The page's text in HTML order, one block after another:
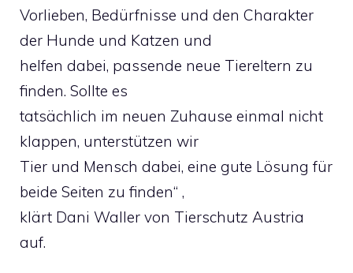
Vorlieben, Bedürfnisse und den Charakter
der Hunde und Katzen und
helfen dabei, passende neue Tiereltern zu
finden. Sollte es
tatsächlich im neuen Zuhause einmal nicht
klappen, unterstützen wir
Tier und Mensch dabei, eine gute Lösung für
beide Seiten zu finden“ ,
klärt Dani Waller von Tierschutz Austria
auf.